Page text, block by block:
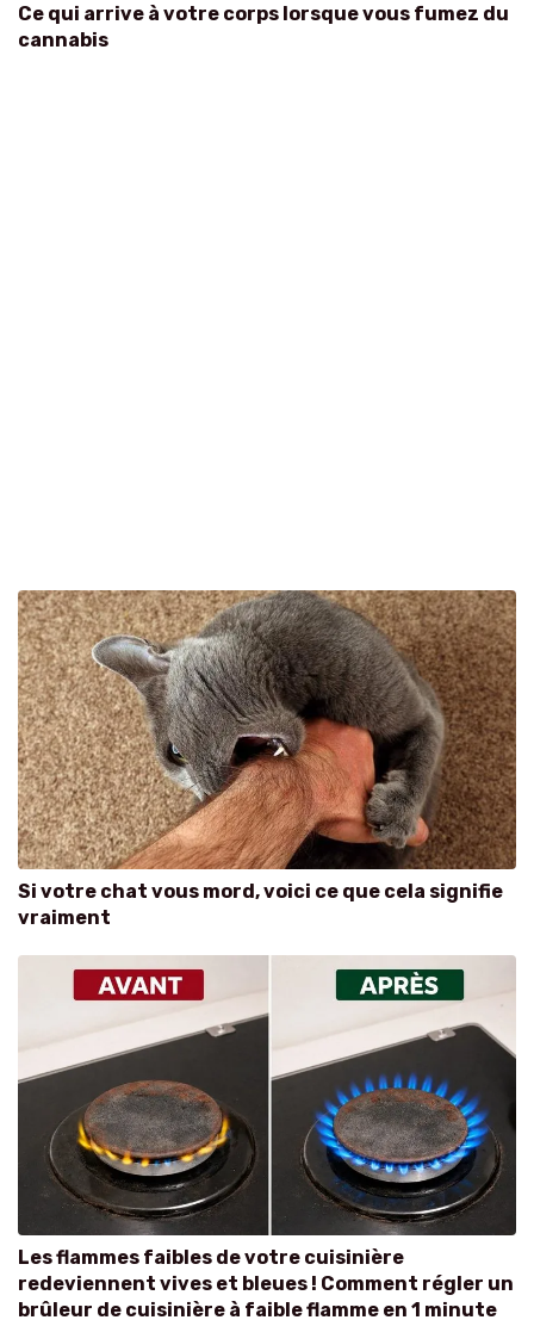
Ce qui arrive à votre corps lorsque vous fumez du
cannabis
Si votre chat vous mord, voici ce que cela signifie
vraiment
Les flammes faibles de votre cuisinière
redeviennent vives et bleues ! Comment régler un
brûleur de cuisinière à faible flamme en 1 minute